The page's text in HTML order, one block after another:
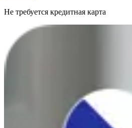
Не требуется кредитная карта